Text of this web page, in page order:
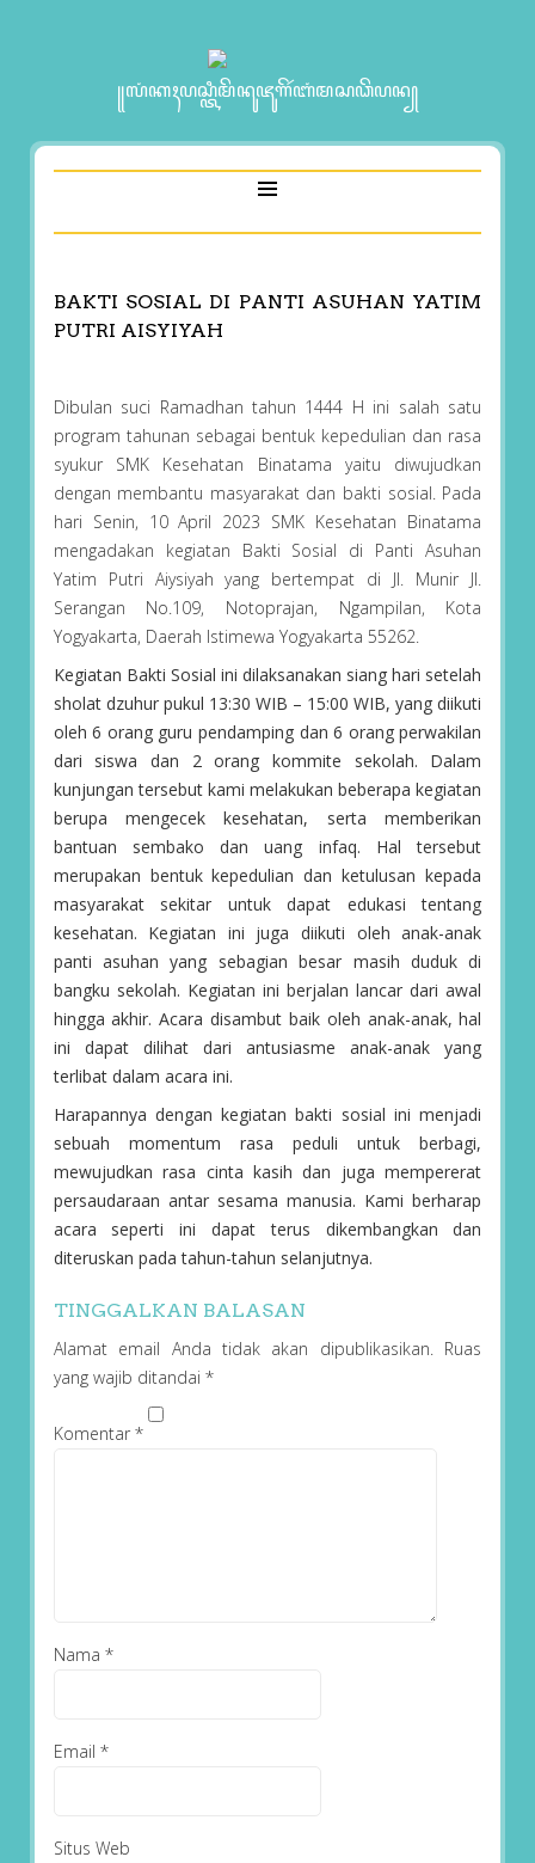
꧋ꦭꦁꦏꦃꦥꦱ꧀ꦠꦶꦩꦼꦤꦸꦗꦸꦒꦼꦂꦧꦁꦩꦱꦣꦼꦥꦤ꧀
BAKTI SOSIAL DI PANTI ASUHAN YATIM
PUTRI AISYIYAH
Dibulan suci Ramadhan tahun 1444 H ini salah satu
program tahunan sebagai bentuk kepedulian dan rasa
syukur SMK Kesehatan Binatama yaitu diwujudkan
dengan membantu masyarakat dan bakti sosial. Pada
hari Senin, 10 April 2023 SMK Kesehatan Binatama
mengadakan kegiatan Bakti Sosial di Panti Asuhan
Yatim Putri Aiysiyah yang bertempat di Jl. Munir Jl.
Serangan No.109, Notoprajan, Ngampilan, Kota
Yogyakarta, Daerah Istimewa Yogyakarta 55262.
Kegiatan Bakti Sosial ini dilaksanakan siang hari setelah
sholat dzuhur pukul 13:30 WIB – 15:00 WIB, yang diikuti
oleh 6 orang guru pendamping dan 6 orang perwakilan
dari siswa dan 2 orang kommite sekolah. Dalam
kunjungan tersebut kami melakukan beberapa kegiatan
berupa mengecek kesehatan, serta memberikan
bantuan sembako dan uang infaq. Hal tersebut
merupakan bentuk kepedulian dan ketulusan kepada
masyarakat sekitar untuk dapat edukasi tentang
kesehatan. Kegiatan ini juga diikuti oleh anak-anak
panti asuhan yang sebagian besar masih duduk di
bangku sekolah. Kegiatan ini berjalan lancar dari awal
hingga akhir. Acara disambut baik oleh anak-anak, hal
ini dapat dilihat dari antusiasme anak-anak yang
terlibat dalam acara ini.
Harapannya dengan kegiatan bakti sosial ini menjadi
sebuah momentum rasa peduli untuk berbagi,
mewujudkan rasa cinta kasih dan juga mempererat
persaudaraan antar sesama manusia. Kami berharap
acara seperti ini dapat terus dikembangkan dan
diteruskan pada tahun-tahun selanjutnya.
TINGGALKAN BALASAN
Alamat email Anda tidak akan dipublikasikan. Ruas
yang wajib ditandai *
Komentar *
Nama *
Email *
Situs Web